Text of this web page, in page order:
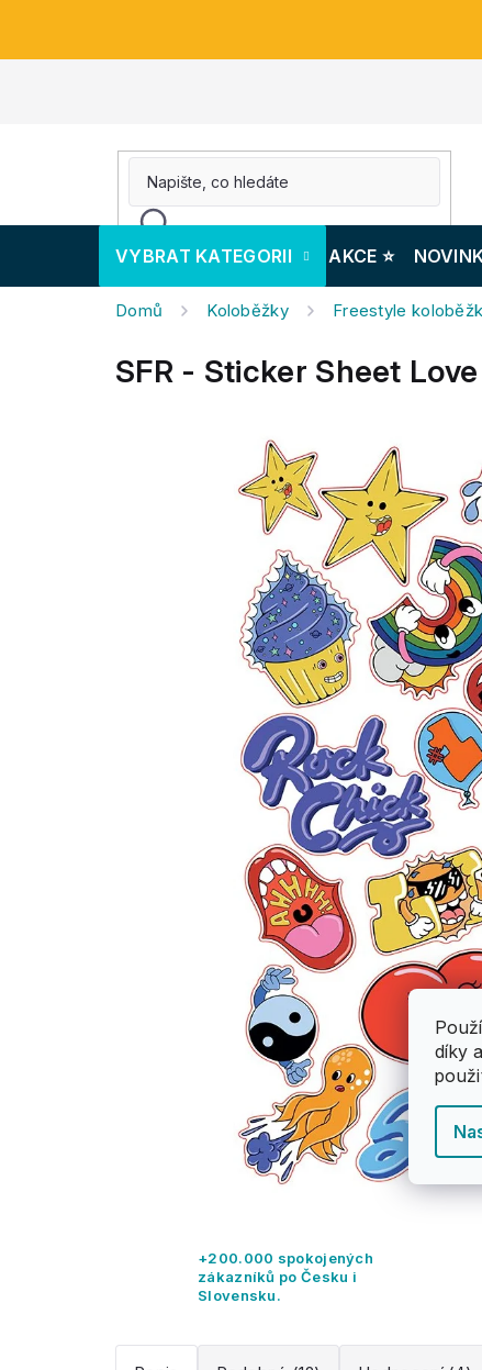
díky
VYBRAT KATEGORII AKCE ⭐️
Domů Koloběžky Freestyle
SFR - Sticker Sheet
+200.000 spokojených
zákazníků po Česku i
Slovensku.